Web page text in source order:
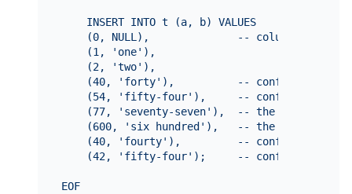
    INSERT INTO t (a, b) VALUES
(0, NULL),              -- column is NOT
    (1, 'one'),
    (2, 'two'),
(40, 'forty'),          -- conflicts with
(54, 'fifty-four'),     -- conflicts with
(77, 'seventy-seven'),  -- the string is
(600, 'six hundred'),   -- the number
(40, 'fourty'),         -- conflicts with
(42, 'fifty-four');     -- conflicts with
EOF